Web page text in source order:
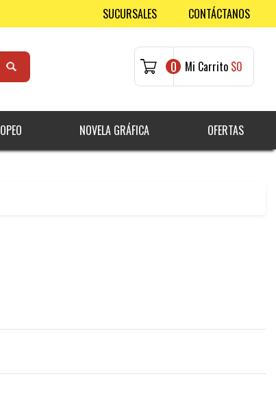
SUCURSALES CONTÁCTANOS
0 Mi Carrito $0
NOVELA GRÁFICA OFERTAS